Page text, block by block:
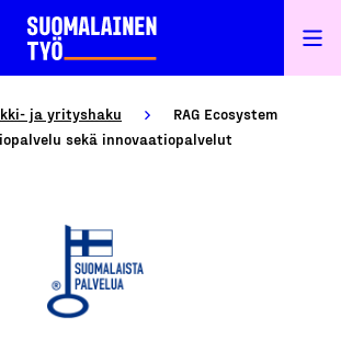
ja yrityshaku
RAG Ecosystem
sekä innovaatiopalvelut